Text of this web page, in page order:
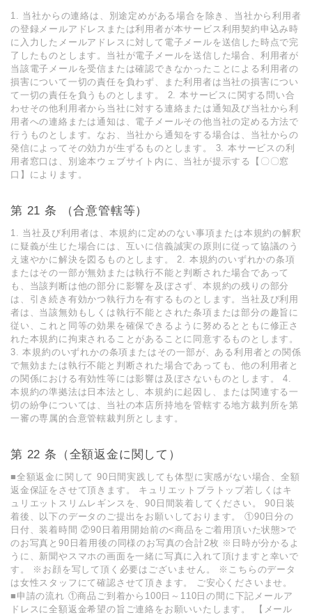
1. 当社からの連絡は、別途定めがある場合を除き、当社から利⽤者
の登録メールアドレスまたは利⽤者が本サービス利⽤契約申込み時
に⼊⼒したメールアドレスに対して電⼦メールを送信した時点で完
了したものとします。当社が電⼦メールを送信した場合、利⽤者が
当該電⼦メールを受信または確認できなかったことによる利⽤者の
損害について⼀切の責任を負わず、また利⽤者は当社の損害につい
て⼀切の責任を負うものとします。 2. 本サービスに関する問い合
わせその他利⽤者から当社に対する連絡または通知及び当社から利
⽤者への連絡または通知は、電⼦メールその他当社の定める⽅法で
⾏うものとします。なお、当社から通知をする場合は、当社からの
発信によってその効⼒が⽣ずるものとします。 3. 本サービスの利
⽤者窓⼝は、別途本ウェブサイト内に、当社が提⽰する【〇〇窓
⼝】によります。
第 21 条 （合意管轄等）
1. 当社及び利⽤者は、本規約に定めのない事項または本規約の解釈
に疑義が⽣じた場合には、互いに信義誠実の原則に従って協議のう
え速やかに解決を図るものとします。 2. 本規約のいずれかの条項
またはその⼀部が無効または執⾏不能と判断された場合であって
も、当該判断は他の部分に影響を及ぼさず、本規約の残りの部分
は、引き続き有効かつ執⾏⼒を有するものとします。当社及び利⽤
者は、当該無効もしくは執⾏不能とされた条項または部分の趣旨に
従い、これと同等の効果を確保できるように努めるとともに修正さ
れた本規約に拘束されることがあることに同意するものとします。
3. 本規約のいずれかの条項またはその⼀部が、ある利⽤者との関係
で無効または執⾏不能と判断された場合であっても、他の利⽤者と
の関係における有効性等には影響は及ぼさないものとします。 4.
本規約の準拠法は⽇本法とし、本規約に起因し、または関連する⼀
切の紛争については、当社の本店所持地を管轄する地⽅裁判所を第
⼀審の専属的合意管轄裁判所とします。
第 22 条（全額返金に関して）
■全額返金に関して 90日間実践しても体型に実感がない場合、全額
返金保証をさせて頂きます。 キュリエットブラトップ若しくはキ
ュリエットスリムレギンスを、90日間装着してください。 90日装
着後、以下のデータのご提出をお願いしております。 ①90日分の
日付、装着時間 ②90日着用開始前の<商品をご着用頂いた状態>で
のお写真と90日着用後の同様のお写真の合計2枚 ※日時が分かるよ
うに、新聞やスマホの画面を一緒に写真に入れて頂けますと幸いで
す。 ※お顔を写して頂く必要はございません。 ※こちらのデータ
は女性スタッフにて確認させて頂きます。 ご安心くださいませ。
■申請の流れ ①商品ご到着から100日～110日の間に下記メールア
ドレスに全額返金希望の旨ご連絡をお願いいたします。 【メール